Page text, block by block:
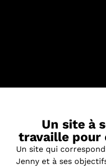
Un site à
travaille pour
Un site qui
Jenny et à ses